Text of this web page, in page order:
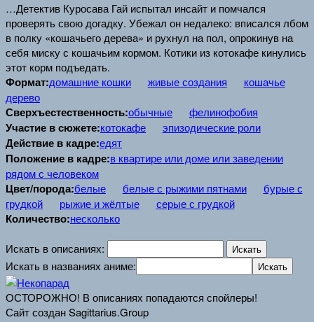
…Детектив Куросава Гай испытал инсайт и помчался
проверять свою догадку. Убежал он недалеко: вписался лбом
в полку «кошачьего дерева» и рухнул на пол, опрокинув на
себя миску с кошачьим кормом. Котики из котокафе кинулись
этот корм подъедать.
Формат:домашние кошки живые создания
кошачье
дерево
Сверхъестественность:обычные фелинофобия
Участие в сюжете:котокафе эпизодические роли
Действие в кадре:едят
Положение в кадре:в квартире или доме или заведении
рядом с человеком
Цвет/порода:белые белые с рыжими пятнами
бурые с
грудкой
рыжие и жёлтые серые с грудкой
Количество:несколько
Искать в описаниях:
Искать в названиях аниме:
ОСТОРОЖНО! В описаниях попадаются спойлеры!
Сайт создан Sagittarius.Group